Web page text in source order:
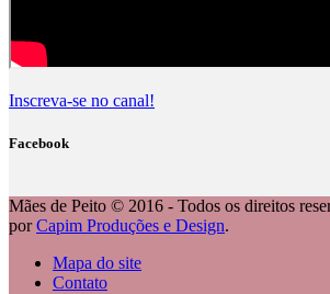
Inscreva-se no canal!
Facebook
Mães de Peito © 2016 - Todos os direitos
porCapim Produções e Design.
Mapa do site
Contato